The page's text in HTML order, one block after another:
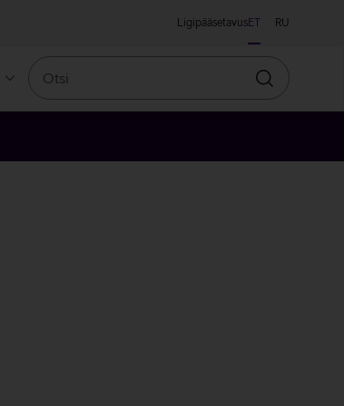
LigipääsetavusET RU
Otsin